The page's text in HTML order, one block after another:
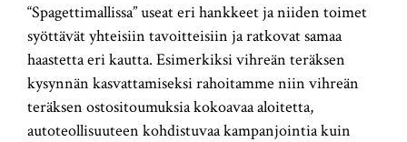
“Spagettimallissa” useat eri hankkeet ja niiden toimet
syöttävät yhteisiin tavoitteisiin ja ratkovat samaa
haastetta eri kautta. Esimerkiksi vihreän teräksen
kysynnän kasvattamiseksi rahoitamme niin vihreän
teräksen ostositoumuksia kokoavaa aloitetta,
autoteollisuuteen kohdistuvaa kampanjointia kuin